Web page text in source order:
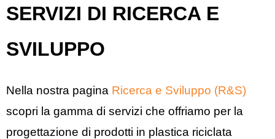
SERVIZI DI RICERCA E
SVILUPPO
Nella nostra pagina Ricerca e Sviluppo (R&S)
scopri la gamma di servizi che offriamo per la
progettazione di prodotti in plastica riciclata